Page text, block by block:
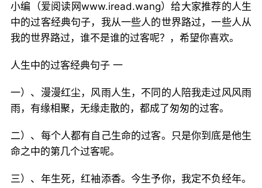
小编（爱阅读网www.iread.wang）给大家推荐的人生
中的过客经典句子，我从一些人的世界路过，一些人从
我的世界路过，谁不是谁的过客呢？，希望你喜欢。
人生中的过客经典句子 一
一）、漫漫红尘，风雨人生，不同的人陪我走过风风雨
雨，有缘相聚，无缘走散的，都成了匆匆的过客。
二）、每个人都有自己生命的过客。只是你到底是他生
命之中的第几个过客呢。
三）、年生死，红袖添香。今生予你，我定不负经年。